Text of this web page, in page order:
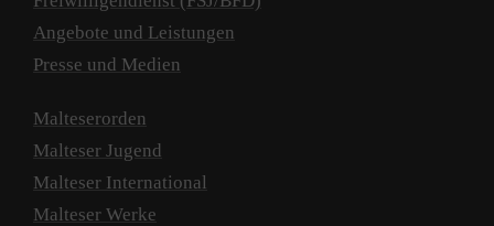
Angebote und Leistungen
Presse und Medien
Malteserorden
Malteser Jugend
Malteser International
Malteser Werke